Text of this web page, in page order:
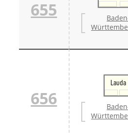
655
656
Lauda